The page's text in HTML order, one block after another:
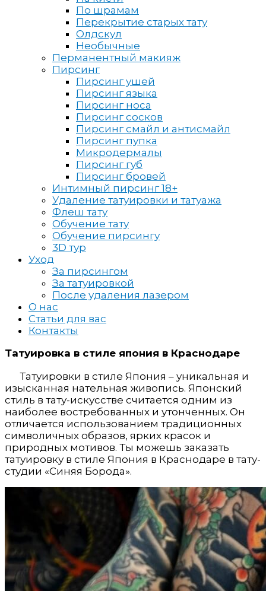
По шрамам
Перекрытие старых тату
Олдскул
Необычные
Перманентный макияж
Пирсинг
Пирсинг ушей
Пирсинг языка
Пирсинг носа
Пирсинг сосков
Пирсинг смайл и антисмайл
Пирсинг пупка
Микродермалы
Пирсинг губ
Пирсинг бровей
Интимный пирсинг 18+
Удаление татуировки и татуажа
Флеш тату
Обучение тату
Обучение пирсингу
3D тур
Уход
За пирсингом
За татуировкой
После удаления лазером
О нас
Статьи для вас
Контакты
Татуировка в стиле япония в Краснодаре
Татуировки в стиле Япония – уникальная и
изысканная нательная живопись. Японский
стиль в тату-искусстве считается одним из
наиболее востребованных и утонченных. Он
отличается использованием традиционных
символичных образов, ярких красок и
природных мотивов. Ты можешь заказать
татуировку в стиле Япония в Краснодаре в тату-
студии «Синяя Борода».